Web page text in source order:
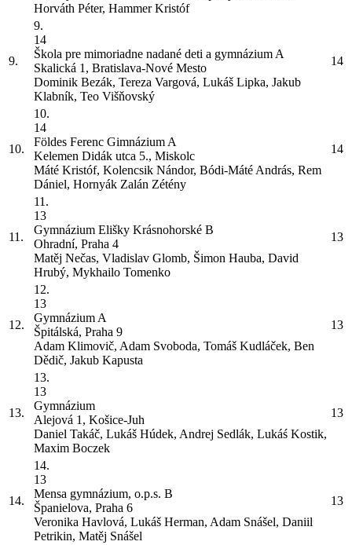
Horváth Péter, Hammer Kristóf
9.
9.
14
Škola pre mimoriadne nadané deti a gymnázium A
Skalická 1, Bratislava-Nové Mesto
Dominik Bezák, Tereza Vargová, Lukáš Lipka, Jakub
Klabník, Teo Višňovský
14
10.
10.
14
Földes Ferenc Gimnázium A
Kelemen Didák utca 5., Miskolc
Máté Kristóf, Kolencsik Nándor, Bódi-Máté András, Rem
Dániel, Hornyák Zalán Zétény
14
11.
11.
13
Gymnázium Elišky Krásnohorské B
Ohradní, Praha 4
Matěj Nečas, Vladislav Glomb, Šimon Hauba, David
Hrubý, Mykhailo Tomenko
13
12.
12.
13
Gymnázium A
Špitálská, Praha 9
Adam Klimovič, Adam Svoboda, Tomáš Kudláček, Ben
Dědič, Jakub Kapusta
13
13.
13.
13
Gymnázium
Alejová 1, Košice-Juh
Daniel Takáč, Lukáš Húdek, Andrej Sedlák, Lukáś Kostik,
Maxim Boczek
13
14.
14.
13
Mensa gymnázium, o.p.s. B
Španielova, Praha 6
Veronika Havlová, Lukáš Herman, Adam Snášel, Daniil
Petrikin, Matěj Snášel
13